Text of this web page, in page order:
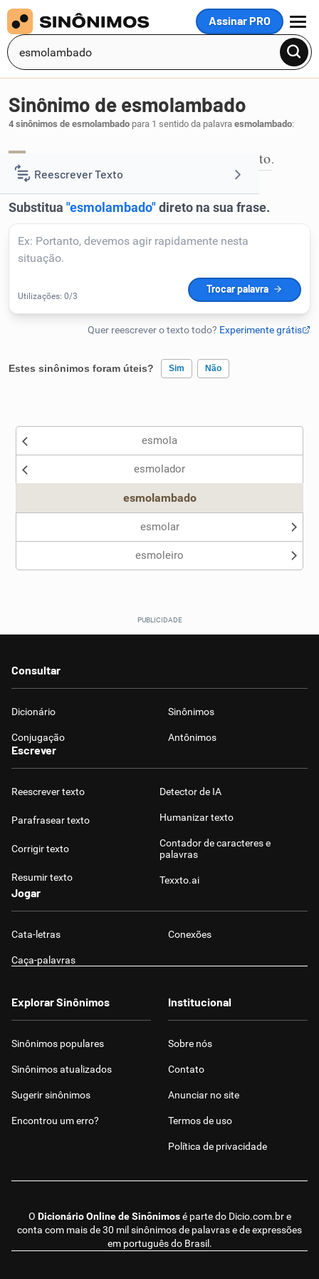
Assinar PRO
MENU
Reescrever Texto
Resumir Texto
Corrigir Texto
Detector de IA
Humanizador de IA
Conexões
Dicionário
Sinônimo de esmolambado
4 sinônimos de esmolambado para 1 sentido da palavra esmolambado:
roto.
Estes sinônimos foram úteis? Sim Não
Nenhum dos sinônimos apresentados me ajudou
esmola
esmolador
esmolambado
esmolar
esmoleiro
Consultar
Dicionário Sinônimos
Conjugação Antônimos
Escrever
Reescrever texto
Parafrasear texto
Corrigir texto
Resumir texto
Detector de IA
Humanizar texto
Contador de caracteres e
palavras
Texxto.ai
Jogar
Cata-letras Conexões
Caça-palavras
O Dicionário Online de Sinônimosé parte do Dicio.com.bre
conta com mais de 30 mil sinônimos de palavras e de expressões
em português do Brasil.
Explorar Sinônimos
Sinônimos populares
Sinônimos atualizados
Sugerir sinônimos
Encontrou um erro?
Institucional
Sobre nós
Contato
Anunciar no site
Termos de uso
Política de privacidade